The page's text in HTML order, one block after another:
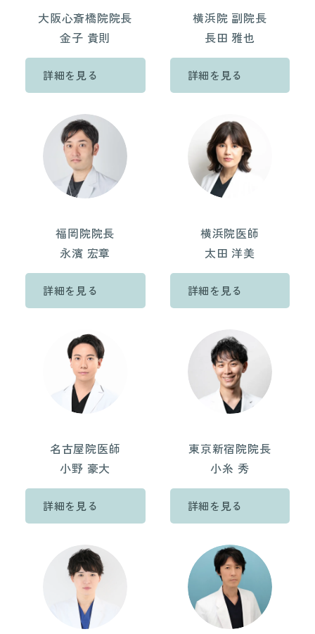
大阪心斎橋院院長
金子 貴則
詳細を見る
横浜院 副院長
長田 雅也
詳細を見る
福岡院院長
永濱 宏章
詳細を見る
横浜院医師
太田 洋美
詳細を見る
名古屋院医師
小野 豪大
詳細を見る
東京新宿院院長
小糸 秀
詳細を見る